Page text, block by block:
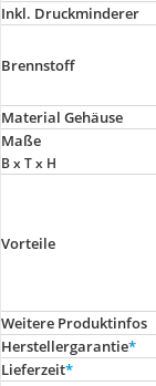
Inkl. Druckminderer
Brennstoff
Material Gehäuse
Maße
B x T x H
Vorteile
Weitere Produktinfos
Herstellergarantie*
Lieferzeit*